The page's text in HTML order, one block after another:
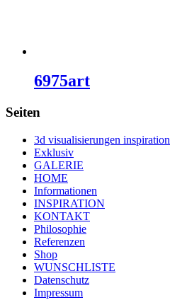
6975art
Seiten
3d visualisierungen inspiration
Exklusiv
GALERIE
HOME
Informationen
INSPIRATION
KONTAKT
Philosophie
Referenzen
Shop
WUNSCHLISTE
Datenschutz
Impressum